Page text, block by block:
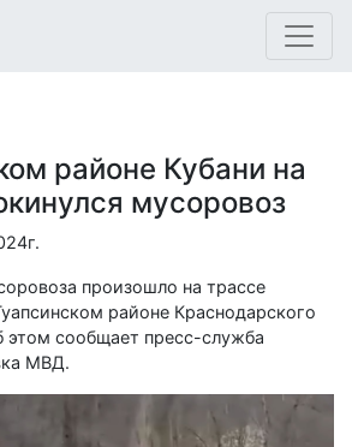
районе Кубани на
мусоровоз
произошло на трассе
районе Краснодарского
этом сообщает пресс-служба
МВД.